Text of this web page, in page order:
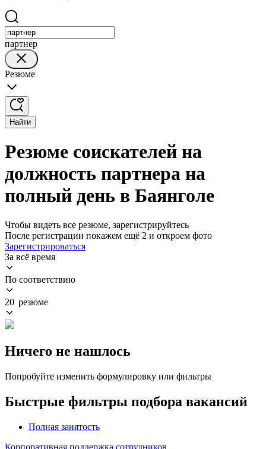
партнер
Резюме
Найти
Резюме соискателей на
должность партнера на
полный день в Баянголе
Чтобы видеть все резюме, зарегистрируйтесь
После регистрации покажем ещё 2 и откроем фото
Зарегистрироваться
За всё время
По соответствию
20 резюме
Ничего не нашлось
Попробуйте изменить формулировку или фильтры
Быстрые фильтры подбора вакансий
Полная занятость
Корпоративная поддержка сотрудников